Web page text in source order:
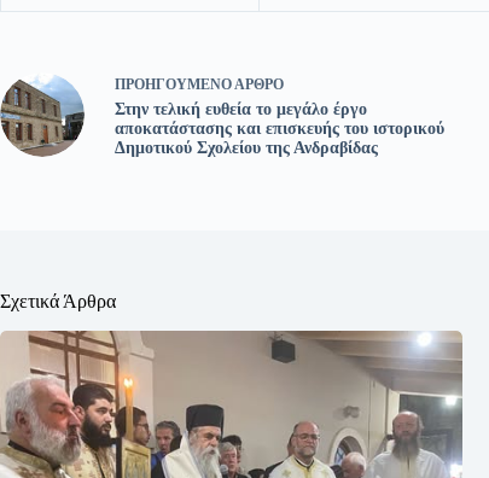
ΠΡΟΗΓΟΎΜΕΝΟΆΡΘΡΟ
Στην τελική ευθεία το μεγάλο έργο
αποκατάστασης και επισκευής του ιστορικού
Δημοτικού Σχολείου της Ανδραβίδας
Σχετικά Άρθρα